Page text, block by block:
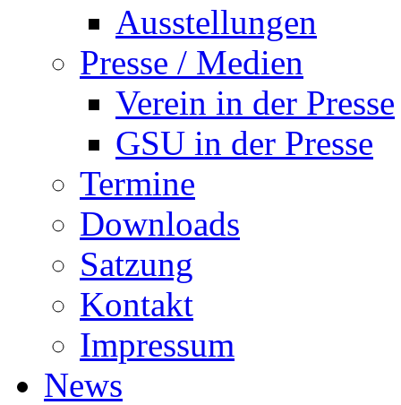
Ausstellungen
Presse / Medien
Verein in der Presse
GSU in der Presse
Termine
Downloads
Satzung
Kontakt
Impressum
News